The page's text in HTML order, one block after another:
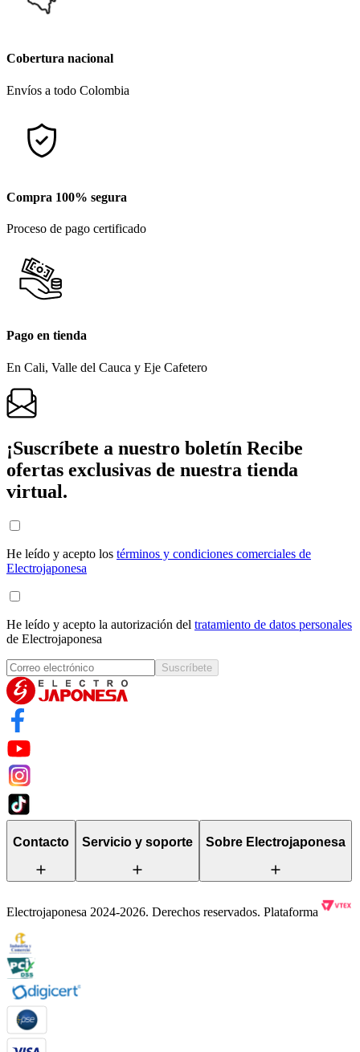
Cobertura nacional
Envíos a todo Colombia
Compra 100% segura
Proceso de pago certificado
Pago en tienda
En Cali, Valle del Cauca y Eje Cafetero
¡Suscríbete a nuestro boletín Recibe
ofertas exclusivas de nuestra tienda
virtual.
He leído y acepto los términos y condiciones comerciales de
Electrojaponesa
He leído y acepto la autorización del tratamiento de datos personales
de Electrojaponesa
Suscríbete
Contacto Servicio y soporte Sobre Electrojaponesa
Electrojaponesa 2024-2026. Derechos reservados. Plataforma